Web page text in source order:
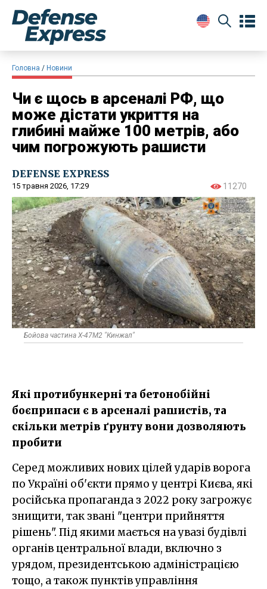
Головна Новини
Чи є щось в арсеналі РФ, що
може дістати укриття на
глибині майже 100 метрів, або
чим погрожують рашисти
DEFENSE EXPRESS
15 травня 2026, 17:29 11270
Бойова частина Х-47М2 "Кинжал"
Які протибункерні та бетонобійні
боєприпаси є в арсеналі рашистів, та
скільки метрів ґрунту вони дозволяють
пробити
Серед можливих нових цілей ударів ворога
по Україні об'єкти прямо у центрі Києва, які
російська пропаганда з 2022 року загрожує
знищити, так звані "центри прийняття
рішень". Під якими мається на увазі будівлі
органів центральної влади, включно з
урядом, президентською адміністрацією
тощо, а також пунктів управління